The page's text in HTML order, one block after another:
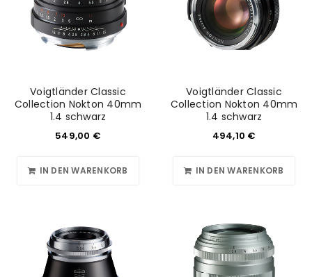
Voigtländer Classic
Collection Nokton 40mm
1.4 schwarz
549,00 €
IN DEN WARENKORB
Voigtländer Classic
Collection Nokton 40mm
1.4 schwarz
494,10 €
IN DEN WARENKORB